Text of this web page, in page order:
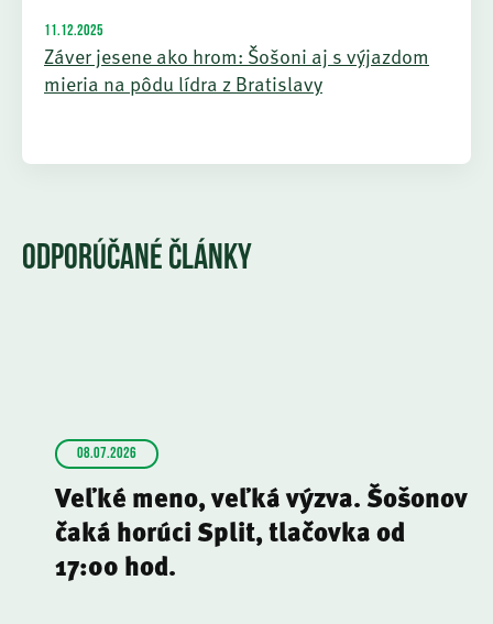
11.12.2025
Záver jesene ako hrom: Šošoni aj s výjazdom
mieria na pôdu lídra z Bratislavy
ODPORÚČANÉ ČLÁNKY
08.07.2026
Veľké meno, veľká výzva. Šošonov
čaká horúci Split, tlačovka od
17:00 hod.